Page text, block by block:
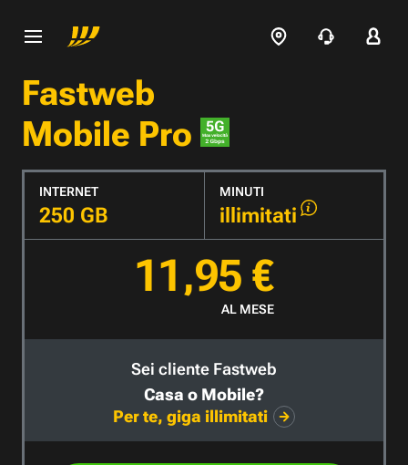
Fastweb
Mobile Pro
INTERNET
250 GB
MINUTI
illimitati
11,95 €
AL MESE
Sei cliente Fastweb
Casa o Mobile?
Per te, giga illimitati